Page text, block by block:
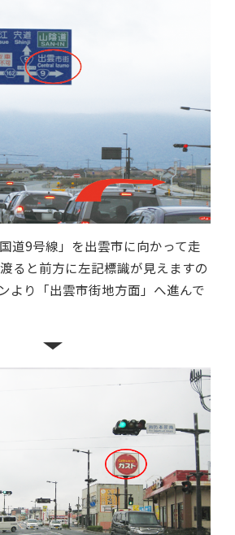
道9号線」を出雲市に向かって走
ると前方に左記標識が見えますの
より「出雲市街地方面」へ進んで